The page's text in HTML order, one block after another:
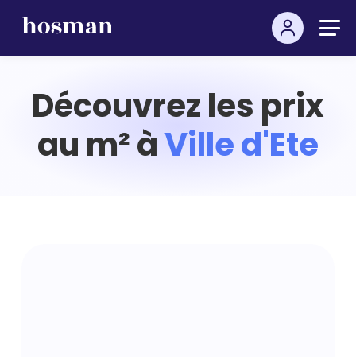
Découvrez les prix
au m² àVille d'Ete